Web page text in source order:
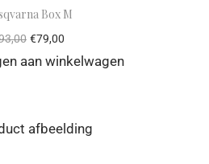
Box M
€79,00
aan winkelwagen